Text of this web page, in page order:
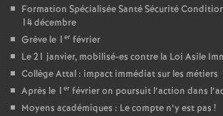
Formation Spécialisée Santé Sécurité
14 décembre
Grève le 1 er février
Le 21 janvier, mobilisé-es contre la Loi Asile
Collège Attal : impact immédiat sur les métiers
Après le 1 er février on poursuit l’action dans
Moyens académiques : Le compte n’y est pas !